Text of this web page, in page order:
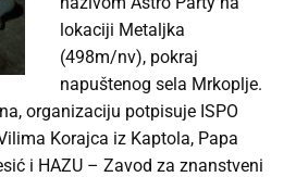
lokaciji Metaljka
(498m/nv), pokraj
napuštenog sela Mrkoplje.
organizaciju potpisuje ISPO
Korajca iz Kaptola, Papa
i HAZU – Zavod za znanstveni